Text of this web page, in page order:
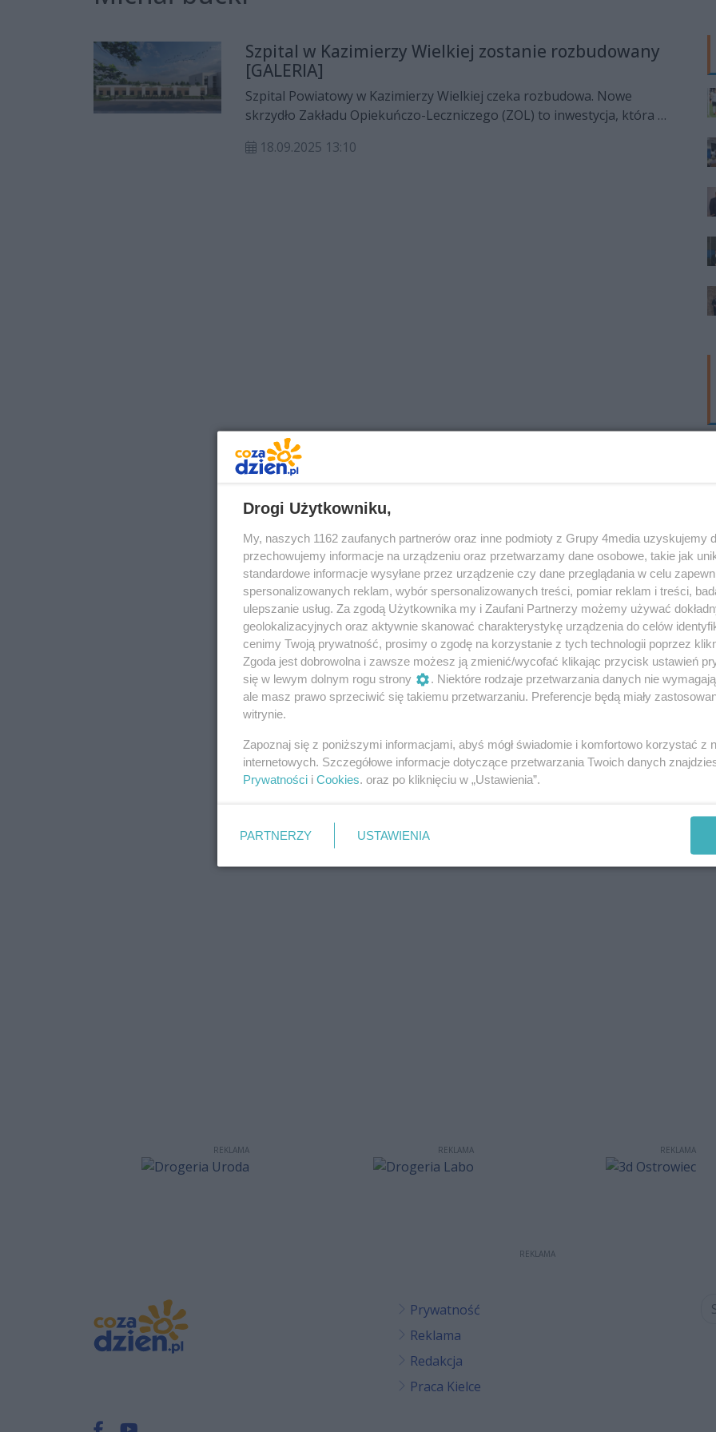
Szpital w Kazimierzy Wielkiej zostanie rozbudowany
[GALERIA]
Szpital Powiatowy w Kazimierzy Wielkiej czeka rozbudowa. Nowe
skrzydło Zakładu Opiekuńczo-Leczniczego (ZOL) to inwestycja, która ma
18.09.2025 13:10
REKLAMA REKLAMA REKLAMA
REKLAMA
Prywatność
Reklama
Redakcja
Praca Kielce
Drogi Użytkowniku,
My, naszych 1162 zaufanych partnerów oraz inne podmioty z Grupy 4media uzyskujemy
przechowujemy informacje na urządzeniu oraz przetwarzamy dane osobowe, takie jak
standardowe informacje wysyłane przez urządzenie czy dane przeglądania w celu
spersonalizowanych reklam, wybór spersonalizowanych treści, pomiar reklam i treści,
ulepszanie usług. Za zgodą Użytkownika my i Zaufani Partnerzy możemy używać
geolokalizacyjnych oraz aktywnie skanować charakterystykę urządzenia do celów
cenimy Twoją prywatność, prosimy o zgodę na korzystanie z tych technologii poprzez
Zgoda jest dobrowolna i zawsze możesz ją zmienić/wycofać klikając przycisk ustawień
się w lewym dolnym rogu strony
. Niektóre rodzaje przetwarzania danych nie
ale masz prawo sprzeciwić się takiemu przetwarzaniu. Preferencje będą miały
witrynie.
Zapoznaj się z poniższymi informacjami, abyś mógł świadomie i komfortowo korzystać z
internetowych. Szczegółowe informacje dotyczące przetwarzania Twoich danych
Prywatności i Cookies. oraz po kliknięciu w „Ustawienia”.
PARTNERZY USTAWIENIA